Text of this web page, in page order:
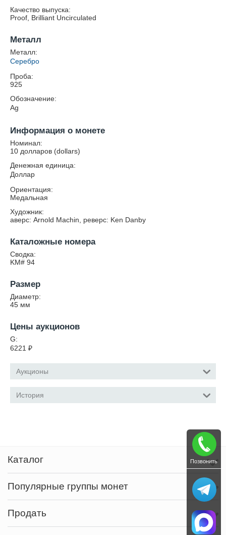
Качество выпуска:
Proof, Brilliant Uncirculated
Металл
Металл:
Серебро
Проба:
925
Обозначение:
Ag
Информация о монете
Номинал:
10 долларов (dollars)
Денежная единица:
Доллар
Ориентация:
Медальная
Художник:
аверс: Arnold Machin, реверс: Ken Danby
Каталожные номера
Сводка:
KM# 94
Размер
Диаметр:
45 мм
Цены аукционов
G:
6221 ₽
Аукционы
История
Каталог
Популярные группы монет
Продать
Позвонить